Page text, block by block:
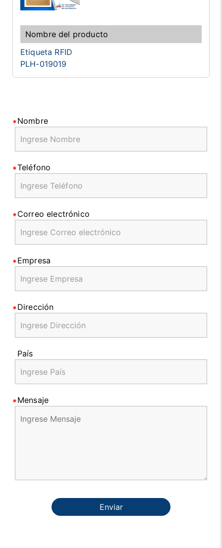
Etiqueta RFID
PLH-019019
Nombre
Teléfono
Correo electrónico
Empresa
Dirección
País
Mensaje
Enviar